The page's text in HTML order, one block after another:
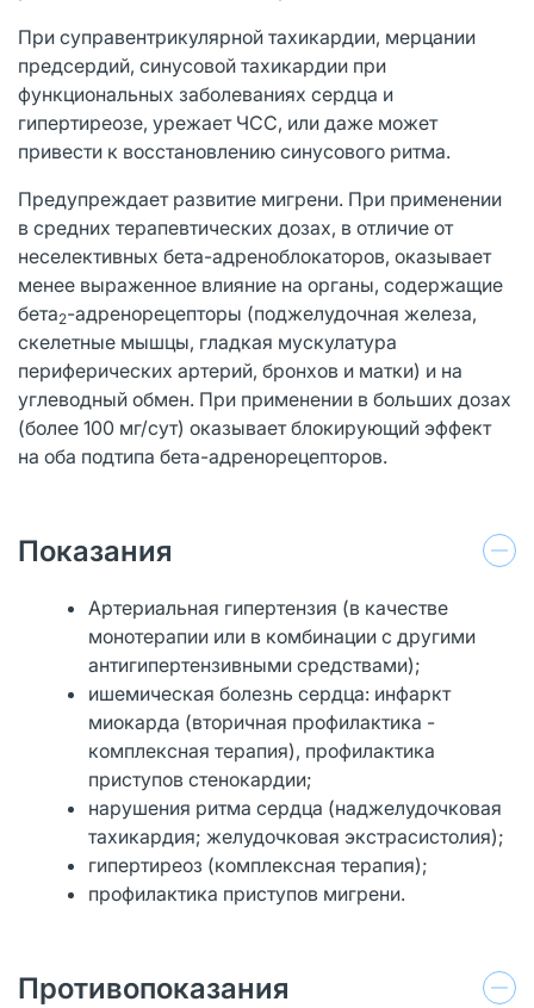
При суправентрикулярной тахикардии, мерцании
предсердий, синусовой тахикардии при
функциональных заболеваниях сердца и
гипертиреозе, урежает ЧСС, или даже может
привести к восстановлению синусового ритма.
Предупреждает развитие мигрени. При применении
в средних терапевтических дозах, в отличие от
неселективных бета-адреноблокаторов, оказывает
менее выраженное влияние на органы, содержащие
бета2-адренорецепторы (поджелудочная железа,
скелетные мышцы, гладкая мускулатура
периферических артерий, бронхов и матки) и на
углеводный обмен. При применении в больших дозах
(более 100 мг/сут) оказывает блокирующий эффект
на оба подтипа бета-адренорецепторов.
Показания
Артериальная гипертензия (в качестве
монотерапии или в комбинации с другими
антигипертензивными средствами);
ишемическая болезнь сердца: инфаркт
миокарда (вторичная профилактика -
комплексная терапия), профилактика
приступов стенокардии;
нарушения ритма сердца (наджелудочковая
тахикардия; желудочковая экстрасистолия);
гипертиреоз (комплексная терапия);
профилактика приступов мигрени.
Противопоказания